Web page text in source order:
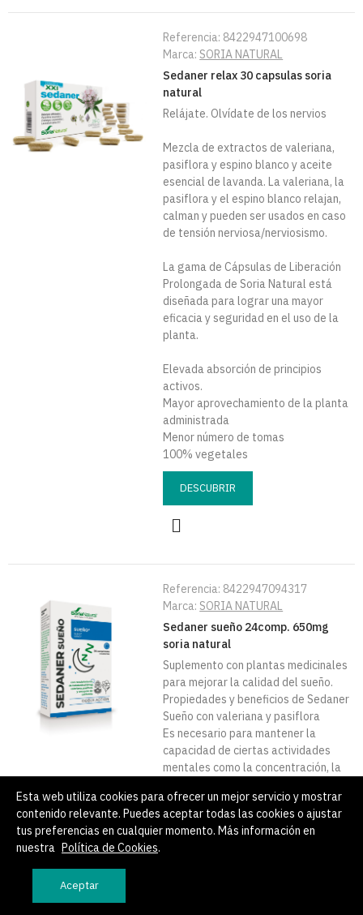
Referencia: 8422947100698
Marca: SORIA NATURAL
Sedaner relax 30 capsulas soria
natural
Relájate. Olvídate de los nervios
Mezcla de extractos de valeriana,
pasiflora y espino blanco y aceite
esencial de lavanda. La valeriana, la
pasiflora y el espino blanco relajan,
calman y pueden ser usados en caso
de tensión nerviosa/nerviosismo.
La gama de Cápsulas de Liberación
Prolongada de Soria Natural está
diseñada para lograr una mayor
eficacia y seguridad en el uso de la
planta.
Elevada absorción de principios
activos.
Mayor aprovechamiento de la planta
administrada
Menor número de tomas
100% vegetales
DESCUBRIR
Referencia: 8422947094317
Marca: SORIA NATURAL
Sedaner sueño 24comp. 650mg
soria natural
Suplemento con plantas medicinales
para mejorar la calidad del sueño.
Propiedades y beneficios de Sedaner
Sueño con valeriana y pasiflora
Es necesario para mantener la
capacidad de ciertas actividades
mentales como la concentración, la
raciocinio. Ejerce un efecto
beneficioso sobre el sistema
inmunológico. Se libera la tensión
Esta web utiliza cookies para ofrecer un mejor servicio y mostrar
contenido relevante. Puedes aceptar todas las cookies o ajustar
tus preferencias en cualquier momento. Más información en
nuestra Política de Cookies.
Aceptar